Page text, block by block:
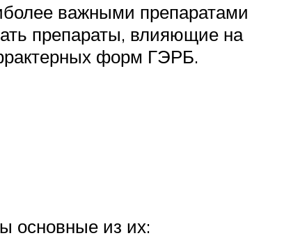
важными препаратами
препараты, влияющие на
форм ГЭРБ.
основные из их: